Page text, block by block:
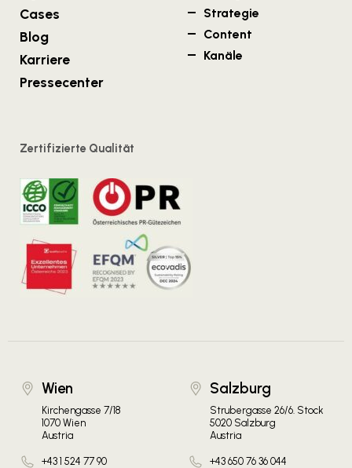
Cases
Blog
Karriere
Pressecenter
Strategie
Content
Kanäle
Zertifizierte Qualität
Wien
Kirchengasse 7/18
1070 Wien
Austria
+43 1 524 77 90
Salzburg
Strubergasse 26/6. Stock
5020 Salzburg
Austria
+43 650 76 36 044